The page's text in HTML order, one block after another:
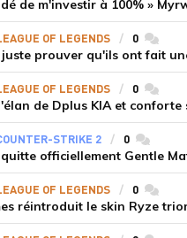
OF LEGENDS 0
OF LEGENDS 0
STRIKE 2 0
OF LEGENDS 0